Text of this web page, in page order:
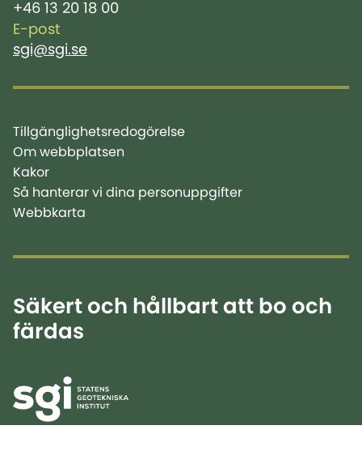
+46 13 20 18 00
E-post
sgi@sgi.se
Tillgänglighetsredogörelse
Om webbplatsen
Kakor
Så hanterar vi dina personuppgifter
Webbkarta
Säkert och hållbart att bo och
färdas